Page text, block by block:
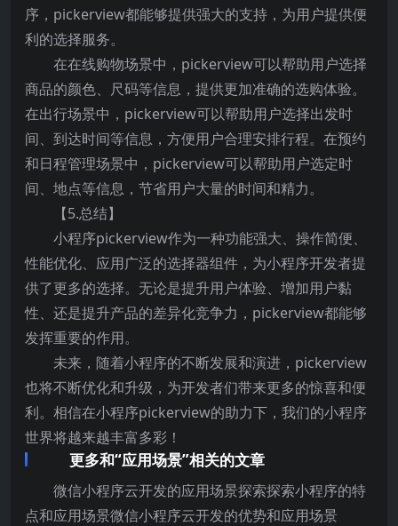
序，pickerview都能够提供强大的支持，为用户提供便
利的选择服务。
在在线购物场景中，pickerview可以帮助用户选择
商品的颜色、尺码等信息，提供更加准确的选购体验。
在出行场景中，pickerview可以帮助用户选择出发时
间、到达时间等信息，方便用户合理安排行程。在预约
和日程管理场景中，pickerview可以帮助用户选定时
间、地点等信息，节省用户大量的时间和精力。
【5.总结】
小程序pickerview作为一种功能强大、操作简便、
性能优化、应用广泛的选择器组件，为小程序开发者提
供了更多的选择。无论是提升用户体验、增加用户黏
性、还是提升产品的差异化竞争力，pickerview都能够
发挥重要的作用。
未来，随着小程序的不断发展和演进，pickerview
也将不断优化和升级，为开发者们带来更多的惊喜和便
利。相信在小程序pickerview的助力下，我们的小程序
世界将越来越丰富多彩！
更多和“应用场景”相关的文章
微信小程序云开发的应用场景探索探索小程序的特
点和应用场景微信小程序云开发的优势和应用场景